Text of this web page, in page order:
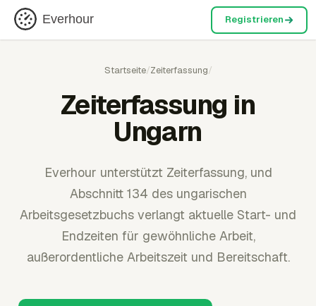
Everhour Registrieren
Startseite/Zeiterfassung/
Zeiterfassung in
Ungarn
Everhour unterstützt Zeiterfassung, und
Abschnitt 134 des ungarischen
Arbeitsgesetzbuchs verlangt aktuelle Start- und
Endzeiten für gewöhnliche Arbeit,
außerordentliche Arbeitszeit und Bereitschaft.